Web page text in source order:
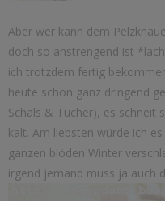
Aber wer kann dem
doch so anstrengend ist
ich trotzdem fertig
heute schon ganz dringend
Schals & Tücher), es schneit
kalt. Am liebsten würde ich
ganzen blöden Winter
irgend jemand muss ja auch